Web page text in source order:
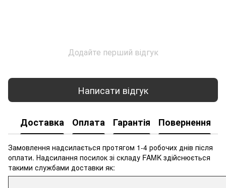
Додайте перший відгук
Написати відгук
Доставка Оплата Гарантія Повернення
Замовлення надсилається протягом 1-4 робочих днів після
оплати. Надсилання посилок зі складу FAMK здійснюється
такими службами доставки як: